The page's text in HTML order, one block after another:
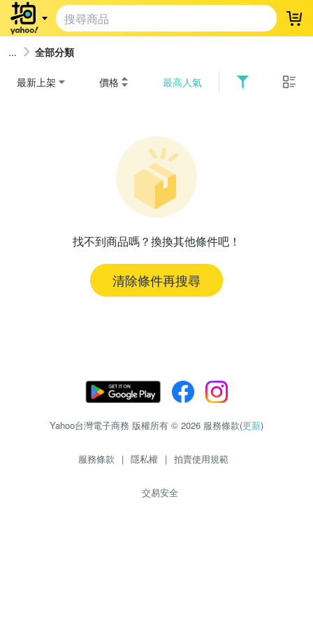
登
全部分類
最新上架 價格 最高人氣
找不到商品嗎？換換其他條件吧！
清除條件再搜尋
Yahoo台灣電子商務 版權所有 © 2026 服務條款(更新)
服務條款 | 隱私權 | 拍賣使用規範
交易安全